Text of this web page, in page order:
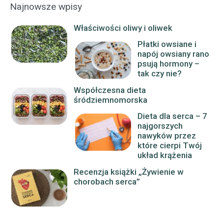
Najnowsze wpisy
Właściwości oliwy i oliwek
Płatki owsiane i
napój owsiany rano
psują hormony –
tak czy nie?
Współczesna dieta
śródziemnomorska
Dieta dla serca – 7
najgorszych
nawyków przez
które cierpi Twój
układ krążenia
Recenzja książki „Żywienie w
chorobach serca”